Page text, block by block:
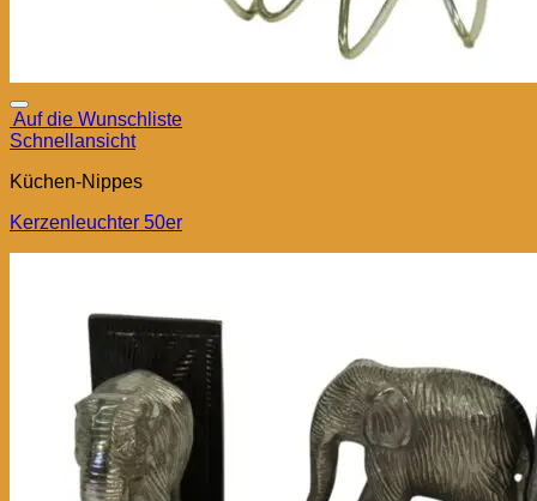
Auf die Wunschliste
Schnellansicht
Küchen-Nippes
Kerzenleuchter 50er